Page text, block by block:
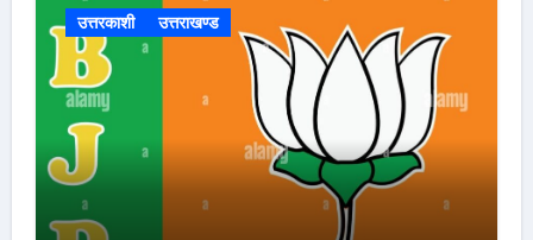
उत्तरकाशी उत्तराखण्ड